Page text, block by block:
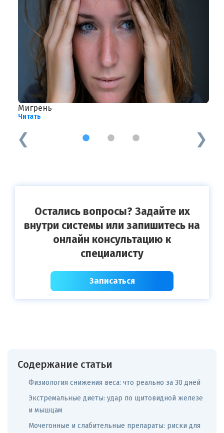
Мигрень
Читать
1 2 3
Остались вопросы? Задайте их
внутри системы или запишитесь на
онлайн консультацию к
специалисту
Записаться
Содержание статьи
Физиология снижения веса: что реально за 30 дней
Экстремальные диеты: удар по щитовидной железе
и мышцам
Мочегонные и слабительные препараты: риски для